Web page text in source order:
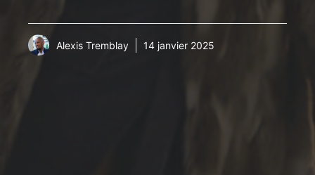
Alexis Tremblay 14 janvier 2025